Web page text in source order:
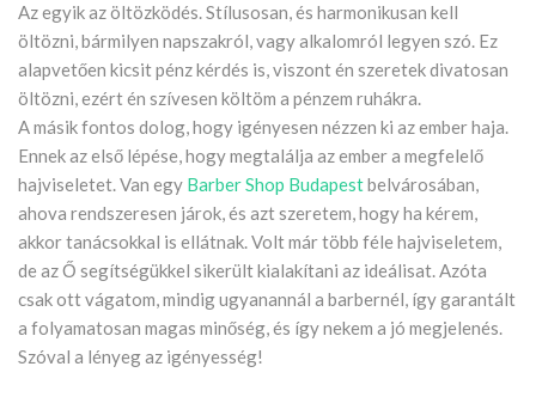
Az egyik az öltözködés. Stílusosan, és harmonikusan kell
öltözni, bármilyen napszakról, vagy alkalomról legyen szó. Ez
alapvetően kicsit pénz kérdés is, viszont én szeretek divatosan
öltözni, ezért én szívesen költöm a pénzem ruhákra.
A másik fontos dolog, hogy igényesen nézzen ki az ember haja.
Ennek az első lépése, hogy megtalálja az ember a megfelelő
hajviseletet. Van egy Barber Shop Budapestbelvárosában,
ahova rendszeresen járok, és azt szeretem, hogy ha kérem,
akkor tanácsokkal is ellátnak. Volt már több féle hajviseletem,
de az Ő segítségükkel sikerült kialakítani az ideálisat. Azóta
csak ott vágatom, mindig ugyanannál a barbernél, így garantált
a folyamatosan magas minőség, és így nekem a jó megjelenés.
Szóval a lényeg az igényesség!